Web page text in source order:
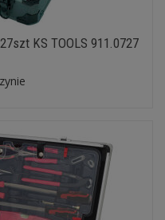
KS TOOLS 911.0727